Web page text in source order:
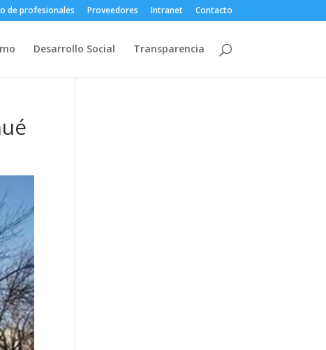
de profesionales Proveedores Intranet Contacto
Desarrollo Social Transparencia